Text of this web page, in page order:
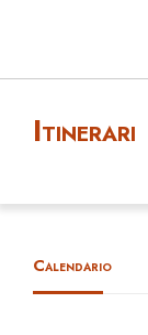
Itinerari
Calendario